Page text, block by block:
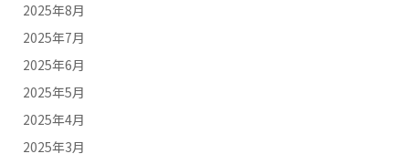
2025年8月
2025年7月
2025年6月
2025年5月
2025年4月
2025年3月